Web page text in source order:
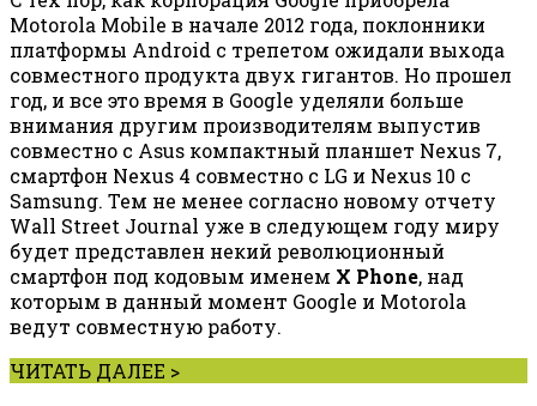
Motorola Mobile в начале 2012 года, поклонники
платформы Android с трепетом ожидали выхода
совместного продукта двух гигантов. Но прошел
год, и все это время в Google уделяли больше
внимания другим производителям выпустив
совместно с Asus компактный планшет Nexus 7,
смартфон Nexus 4 совместно с LG и Nexus 10 с
Samsung. Тем не менее согласно новому отчету
Wall Street Journal уже в следующем году миру
будет представлен некий революционный
смартфон под кодовым именем X Phone, над
которым в данный момент Google и Motorola
ведут совместную работу.
ЧИТАТЬ ДАЛЕЕ >